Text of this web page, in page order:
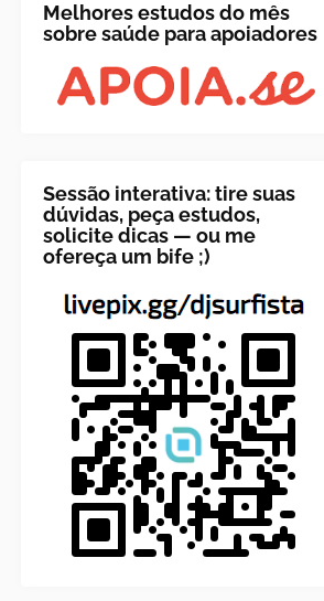
Melhores estudos do mês
sobre saúde para apoiadores
Sessão interativa: tire suas
dúvidas, peça estudos,
solicite dicas — ou me
ofereça um bife ;)